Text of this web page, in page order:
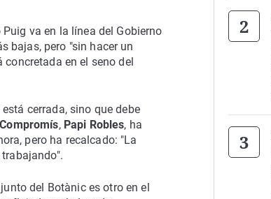
va en la línea del Gobierno
bajas, pero "sin hacer un
en el seno del
cerrada, sino que debe
Compromís, Papi Robles, ha
pero ha recalcado: "La
del Botànic es otro en el